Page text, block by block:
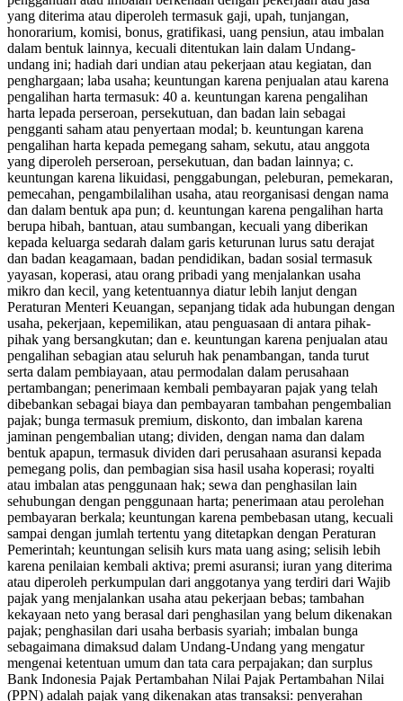
yang diterima atau diperoleh termasuk gaji, upah, tunjangan,
honorarium, komisi, bonus, gratifikasi, uang pensiun, atau imbalan
dalam bentuk lainnya, kecuali ditentukan lain dalam Undang-
undang ini; hadiah dari undian atau pekerjaan atau kegiatan, dan
penghargaan; laba usaha; keuntungan karena penjualan atau karena
pengalihan harta termasuk: 40 a. keuntungan karena pengalihan
harta lepada perseroan, persekutuan, dan badan lain sebagai
pengganti saham atau penyertaan modal; b. keuntungan karena
pengalihan harta kepada pemegang saham, sekutu, atau anggota
yang diperoleh perseroan, persekutuan, dan badan lainnya; c.
keuntungan karena likuidasi, penggabungan, peleburan, pemekaran,
pemecahan, pengambilalihan usaha, atau reorganisasi dengan nama
dan dalam bentuk apa pun; d. keuntungan karena pengalihan harta
berupa hibah, bantuan, atau sumbangan, kecuali yang diberikan
kepada keluarga sedarah dalam garis keturunan lurus satu derajat
dan badan keagamaan, badan pendidikan, badan sosial termasuk
yayasan, koperasi, atau orang pribadi yang menjalankan usaha
mikro dan kecil, yang ketentuannya diatur lebih lanjut dengan
Peraturan Menteri Keuangan, sepanjang tidak ada hubungan dengan
usaha, pekerjaan, kepemilikan, atau penguasaan di antara pihak-
pihak yang bersangkutan; dan e. keuntungan karena penjualan atau
pengalihan sebagian atau seluruh hak penambangan, tanda turut
serta dalam pembiayaan, atau permodalan dalam perusahaan
pertambangan; penerimaan kembali pembayaran pajak yang telah
dibebankan sebagai biaya dan pembayaran tambahan pengembalian
pajak; bunga termasuk premium, diskonto, dan imbalan karena
jaminan pengembalian utang; dividen, dengan nama dan dalam
bentuk apapun, termasuk dividen dari perusahaan asuransi kepada
pemegang polis, dan pembagian sisa hasil usaha koperasi; royalti
atau imbalan atas penggunaan hak; sewa dan penghasilan lain
sehubungan dengan penggunaan harta; penerimaan atau perolehan
pembayaran berkala; keuntungan karena pembebasan utang, kecuali
sampai dengan jumlah tertentu yang ditetapkan dengan Peraturan
Pemerintah; keuntungan selisih kurs mata uang asing; selisih lebih
karena penilaian kembali aktiva; premi asuransi; iuran yang diterima
atau diperoleh perkumpulan dari anggotanya yang terdiri dari Wajib
pajak yang menjalankan usaha atau pekerjaan bebas; tambahan
kekayaan neto yang berasal dari penghasilan yang belum dikenakan
pajak; penghasilan dari usaha berbasis syariah; imbalan bunga
sebagaimana dimaksud dalam Undang-Undang yang mengatur
mengenai ketentuan umum dan tata cara perpajakan; dan surplus
Bank Indonesia Pajak Pertambahan Nilai Pajak Pertambahan Nilai
(PPN) adalah pajak yang dikenakan atas transaksi: penyerahan